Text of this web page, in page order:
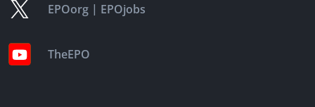
EPOorg | EPOjobs
TheEPO